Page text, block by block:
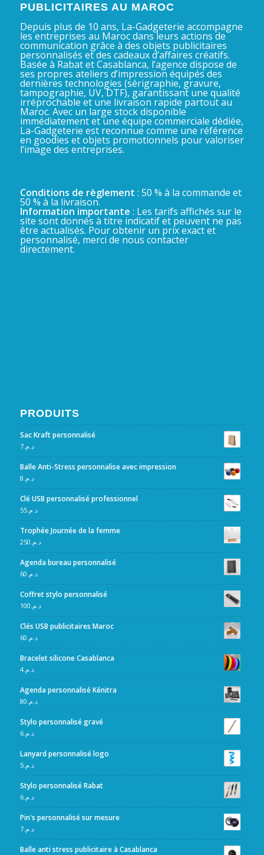
PUBLICITAIRES AU MAROC
Depuis plus de 10 ans, La-Gadgeterie accompagne
les entreprises au Maroc dans leurs actions de
communication grâce à des objets publicitaires
personnalisés et des cadeaux d’affaires créatifs.
Basée à Rabat et Casablanca, l’agence dispose de
ses propres ateliers d’impression équipés des
dernières technologies (sérigraphie, gravure,
tampographie, UV, DTF), garantissant une qualité
irréprochable et une livraison rapide partout au
Maroc. Avec un large stock disponible
immédiatement et une équipe commerciale dédiée,
La-Gadgeterie est reconnue comme une référence
en goodies et objets promotionnels pour valoriser
l’image des entreprises.
Conditions de règlement : 50 % à la commande et
50 % à la livraison.
Information importante : Les tarifs affichés sur le
site sont donnés à titre indicatif et peuvent ne pas
être actualisés. Pour obtenir un prix exact et
personnalisé, merci de nous contacter
directement.
PRODUITS
Sac Kraft personnalisé
د.م.7
Balle Anti-Stress personnalise avec impression
د.م. 8
Clé USB personnalisé professionnel
د.م.55
Trophée Journée de la femme
د.م. 250
Agenda bureau personnalisé
د.م. 60
Coffret stylo personnalisé
د.م. 100
Clés USB publicitaires Maroc
د.م. 60
Bracelet silicone Casablanca
د.م.4
Agenda personnalisé Kénitra
د.م. 80
Stylo personnalisé gravé
د.م.6
Lanyard personnalisé logo
د.م.5
Stylo personnalisé Rabat
د.م.6
Pin's personnalisé sur mesure
د.م.7
Balle anti stress publicitaire à Casablanca